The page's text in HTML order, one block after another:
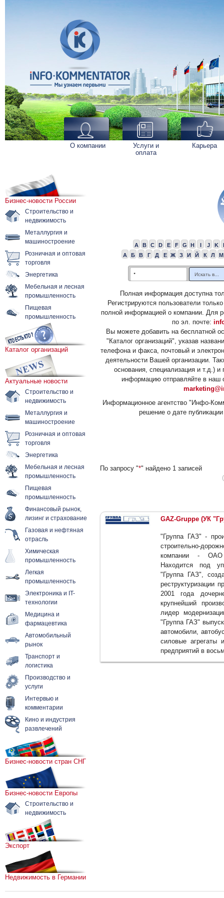
О компании
Услуги и
оплата
Карьера
Бизнес-новости России
Строительство и
недвижимость
Металлургия и
машиностроение
Розничная и оптовая
торговля
Энергетика
Мебельная и лесная
промышленность
Пищевая
промышленность
Каталог организаций
Актуальные новости
Строительство и
недвижимость
Металлургия и
машиностроение
Розничная и оптовая
торговля
Энергетика
Мебельная и лесная
промышленность
Пищевая
промышленность
Финансовый рынок,
лизинг и страхование
Газовая и нефтяная
отрасль
Химическая
промышленность
Легкая
промышленность
Электроника и IT-
технологии
Медицина и
фармацевтика
Автомобильный
рынок
Транспорт и
логистика
Производство и
услуги
Интервью и
комментарии
Кино и индустрия
развлечений
Бизнес-новости стран СНГ
Бизнес-новости Европы
Строительство и
недвижимость
Экспорт
Недвижимость в Германии
A B C D E F G H I J K
А
Б В Г Д Е Ж З И Й К Л М
Полная информация доступна
Регистрируются пользователи
полной информацией о компании. Для
по эл. почте:
Вы можете добавить на бесплатной
"Каталог организаций", указав
телефона и факса, почтовый и
деятельности Вашей организации.
основания, специализация и т.д.)
информацию отправляйте в наш
Информационное агентство "Инфо-
решение о дате
По запросу "*" найдено 1 записей
GAZ-Gruppe (УК
"Группа ГАЗ" -
строительно-
компании - ОАО
Находится под
"Группа ГАЗ",
реструктуризации
2001 года
крупнейший
лидер
"Группа ГАЗ"
автомобили,
силовые агрегаты
предприятий в